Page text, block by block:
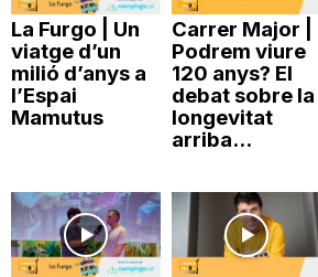
n
a
La Furgo | Un
viatge d’un
milió d’anys a
l’Espai
Mamutus
Carrer Major |
Podrem viure
120 anys? El
debat sobre la
longevitat
arriba...